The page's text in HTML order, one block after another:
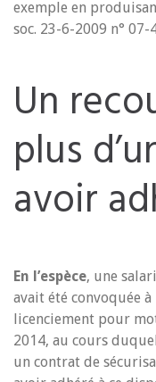
exemple en
soc. 23-6-2009 n° 07-
Un
plus
avoir
En l’espèce, une
avait été convoquée
licenciement pour
2014, au cours
un contrat de